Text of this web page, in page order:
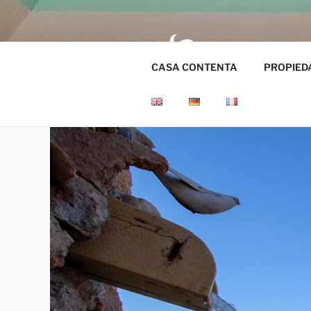
Saltar
contenido
CASA CONTENTA